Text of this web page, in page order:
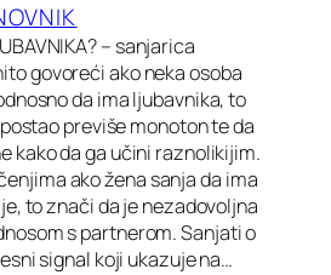
– sanjarica
govoreći ako neka osoba
da ima ljubavnika, to
previše monoton te da
kako da ga učini raznolikijim.
ako žena sanja da ima
to znači da je nezadovoljna
s partnerom. Sanjati o
signal koji ukazuje na…